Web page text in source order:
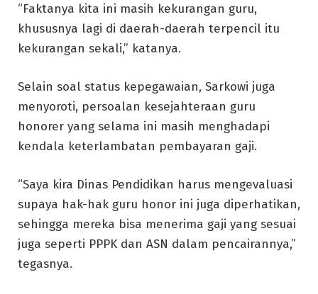
“Faktanya kita ini masih kekurangan guru,
khususnya lagi di daerah-daerah terpencil itu
kekurangan sekali,” katanya.
Selain soal status kepegawaian, Sarkowi juga
menyoroti, persoalan kesejahteraan guru
honorer yang selama ini masih menghadapi
kendala keterlambatan pembayaran gaji.
“Saya kira Dinas Pendidikan harus mengevaluasi
supaya hak-hak guru honor ini juga diperhatikan,
sehingga mereka bisa menerima gaji yang sesuai
juga seperti PPPK dan ASN dalam pencairannya,”
tegasnya.